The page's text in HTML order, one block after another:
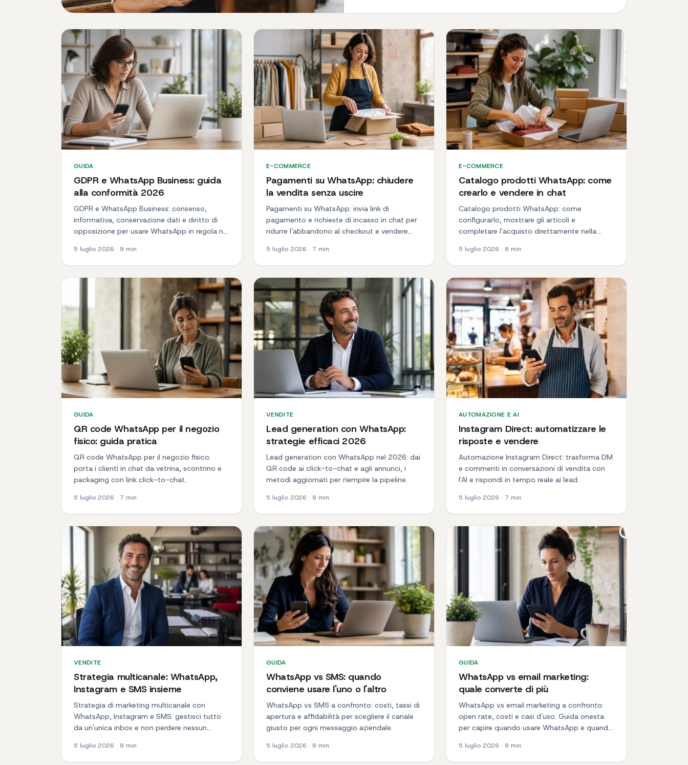
GUIDA
GDPR e WhatsApp Business: guida
alla conformità 2026
GDPR e WhatsApp Business: consenso,
informativa, conservazione dati e diritto di
opposizione per usare WhatsApp in regola nel
5 luglio 2026 · 9 min
E-COMMERCE
Pagamenti su WhatsApp: chiudere
la vendita senza uscire
Pagamenti su WhatsApp: invia link di
pagamento e richieste di incasso in chat per
ridurre l'abbandono al checkout e vendere
5 luglio 2026 · 7 min
E-COMMERCE
Catalogo prodotti WhatsApp: come
crearlo e vendere in chat
Catalogo prodotti WhatsApp: come
configurarlo, mostrare gli articoli e
completare l'acquisto direttamente nella
5 luglio 2026 · 8 min
GUIDA
QR code WhatsApp per il negozio
fisico: guida pratica
QR code WhatsApp per il negozio fisico:
porta i clienti in chat da vetrina, scontrino e
packaging con link click-to-chat.
5 luglio 2026 · 7 min
VENDITE
Lead generation con WhatsApp:
strategie efficaci 2026
Lead generation con WhatsApp nel 2026: dai
QR code ai click-to-chat e agli annunci, i
metodi aggiornati per riempire la pipeline.
5 luglio 2026 · 9 min
AUTOMAZIONE E AI
Instagram Direct: automatizzare le
risposte e vendere
Automazione Instagram Direct: trasforma DM
e commenti in conversazioni di vendita con
l'AI e rispondi in tempo reale ai lead.
5 luglio 2026 · 7 min
VENDITE
Strategia multicanale: WhatsApp,
Instagram e SMS insieme
Strategia di marketing multicanale con
WhatsApp, Instagram e SMS: gestisci tutto
da un'unica inbox e non perdere nessun
5 luglio 2026 · 8 min
GUIDA
WhatsApp vs SMS: quando
conviene usare l'uno o l'altro
WhatsApp vs SMS a confronto: costi, tassi di
apertura e affidabilità per scegliere il canale
giusto per ogni messaggio aziendale.
5 luglio 2026 · 8 min
GUIDA
WhatsApp vs email marketing:
quale converte di più
WhatsApp vs email marketing a confronto:
open rate, costi e casi d'uso. Guida onesta
per capire quando usare WhatsApp e quando
5 luglio 2026 · 8 min